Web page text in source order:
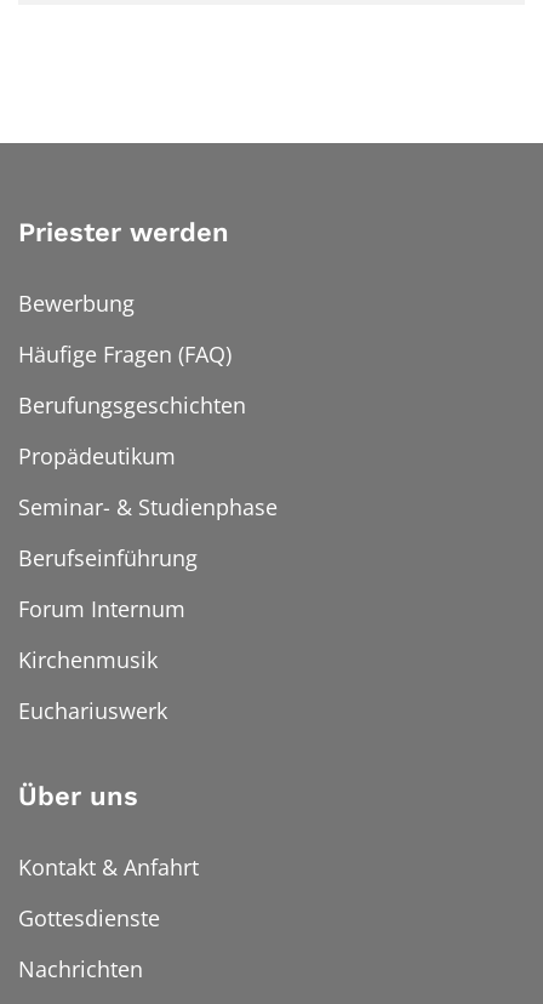
Priester werden
Bewerbung
Häufige Fragen (FAQ)
Berufungsgeschichten
Propädeutikum
Seminar- & Studienphase
Berufseinführung
Forum Internum
Kirchenmusik
Euchariuswerk
Über uns
Kontakt & Anfahrt
Gottesdienste
Nachrichten